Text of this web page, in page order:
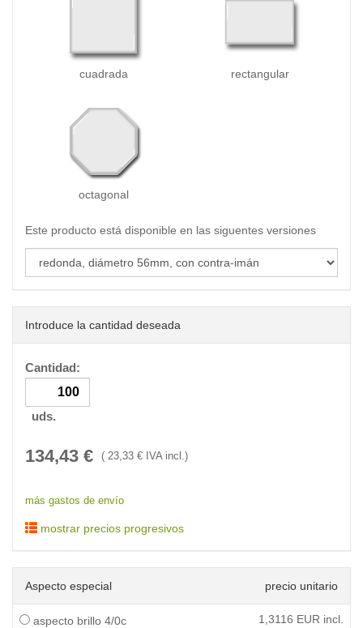
cuadrada rectangular
octagonal
Este producto está disponible en las siguentes versiones
Introduce la cantidad deseada
Cantidad:
uds.
134,43 € ( 23,33 € IVA incl.)
más gastos de envío
mostrar precios progresivos
Aspecto especial precio unitario
aspecto brillo 4/0c 1,3116 EUR incl.